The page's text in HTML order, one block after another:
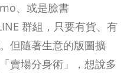
、或是臉書
群組，只要有貨、有
但隨著生意的版圖擴
賣場分身術」，想說多